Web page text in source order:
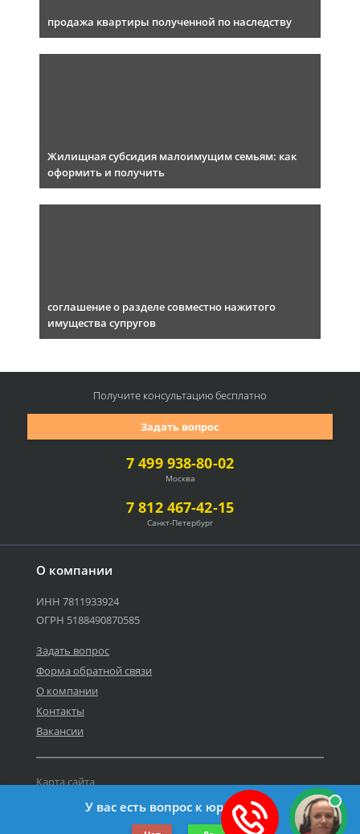
продажа квартиры полученной по наследству
Жилищная субсидия малоимущим семьям: как
оформить и получить
соглашение о разделе совместно нажитого
имущества супругов
О компании
ИНН 7811933924
ОГРН 5188490870585
Задать вопрос
Форма обратной связи
О компании
Контакты
Вакансии
©2019-2026 Все права защищены.
Карта сайта
Политика персональных данных
7 499 938-80-02
Москва
7 812 467-42-15
Санкт-Петербург
Задать вопрос
Получите консультациюбесплатно
У вас есть вопрос к юристу?